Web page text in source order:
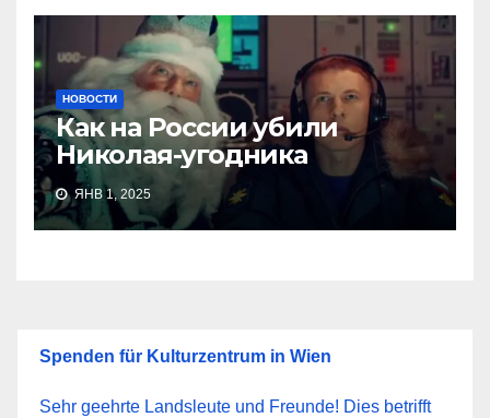
НОВОСТИ
Как на России убили
Николая-угодника
ЯНВ 1, 2025
Spenden für Kulturzentrum in Wien
Sehr geehrte Landsleute und Freunde! Dies betrifft